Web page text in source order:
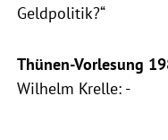
Geldpolitik?“
Thünen-Vorlesung
Wilhelm Krelle: -